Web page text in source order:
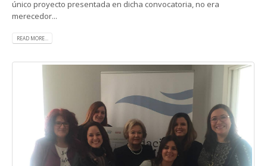
único proyecto presentada en dicha convocatoria, no era
merecedor...
READ MORE...